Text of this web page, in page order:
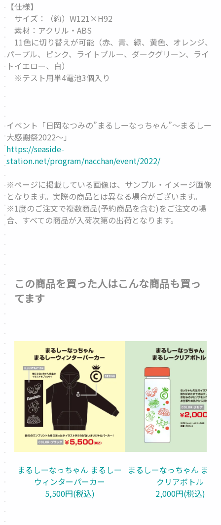
【仕様】
サイズ：（約）W121×H92
素材：アクリル・ABS
11色に切り替えが可能（赤、青、緑、黄色、オレンジ、
パープル、ピンク、ライトブルー、ダークグリーン、ライ
トイエロー、白）
※テスト用単4電池3個入り
イベント「日岡なつみの”まるしーなっちゃん”～まるしー
大感謝祭2022～」
https://seaside-
station.net/program/nacchan/event/2022/
※ページに掲載している画像は、サンプル・イメージ画像
となります。実際の商品とは異なる場合がございます。
※1度のご注文で複数商品(予約商品を含む)をご注文の場
合、すべての商品が入荷次第の出荷となります。
この商品を買った人はこんな商品も買っ
てます
まるしーなっちゃん まるしー
ウィンターパーカー
5,500円(税込)
まるしーなっちゃん まる
クリアボトル
2,000円(税込)